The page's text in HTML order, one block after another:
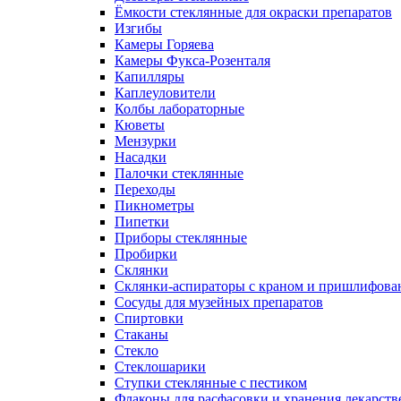
Ёмкости стеклянные для окраски препаратов
Изгибы
Камеры Горяева
Камеры Фукса-Розенталя
Капилляры
Каплеуловители
Колбы лабораторные
Кюветы
Мензурки
Насадки
Палочки стеклянные
Переходы
Пикнометры
Пипетки
Приборы стеклянные
Пробирки
Склянки
Склянки-аспираторы с краном и
Сосуды для музейных препаратов
Спиртовки
Стаканы
Стекло
Стеклошарики
Ступки стеклянные с пестиком